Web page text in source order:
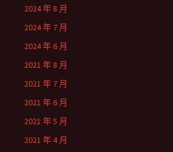
2024 年 8 月
2024 年 7 月
2024 年 6 月
2021 年 8 月
2021 年 7 月
2021 年 6 月
2021 年 5 月
2021 年 4 月